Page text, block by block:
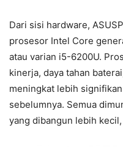
Dari sisi hardware,
prosesor Intel Core
atau varian i5-6200U.
kinerja, daya tahan
meningkat lebih
sebelumnya. Semua
yang dibangun lebih